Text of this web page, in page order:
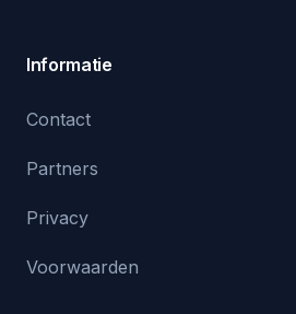
Informatie
Contact
Partners
Privacy
Voorwaarden